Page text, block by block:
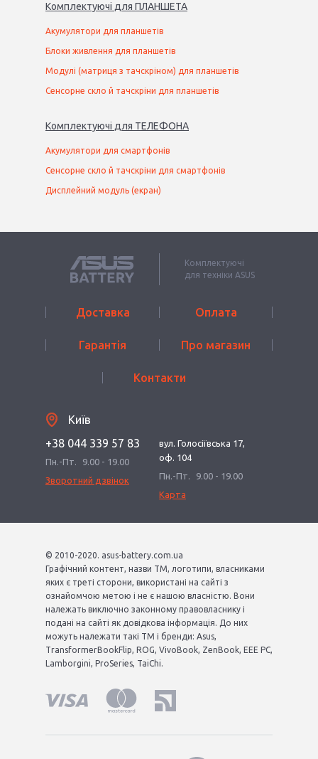
Комплектуючі для ПЛАНШЕТА
Акумулятори для планшетів
Блоки живлення для планшетів
Модулі (матриця з тачскріном) для планшетів
Сенсорне скло й тачскріни для планшетів
Комплектуючі для ТЕЛЕФОНА
Акумулятори для смартфонів
Сенсорне скло й тачскріни для смартфонів
Дисплейний модуль (екран)
Комплектуючі
для техніки ASUS
Доставка Оплата
Гарантія Про магазин
Контакти
Київ
+38 044 339 57 83
Пн.-Пт.
9.00 - 19.00
Зворотний дзвінок
вул. Голосіївська 17,
оф. 104
Пн.-Пт.
9.00 - 19.00
Карта
© 2010-2020. asus-battery.com.ua
Графічний контент, назви ТМ, логотипи, власниками
яких є треті сторони, використані на сайті з
ознайомчою метою і не є нашою власністю. Вони
належать виключно законному правовласнику і
подані на сайті як довідкова інформація. До них
можуть належати такі ТМ і бренди: Asus,
TransformerBookFlip, ROG, VivoBook, ZenBook, EEE PC,
Lamborgini, ProSeries, TaiChi.